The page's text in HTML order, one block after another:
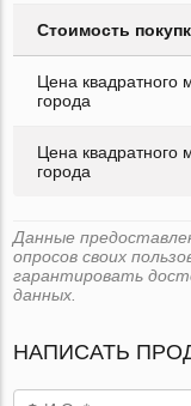
Стоимость
Цена квадратного
города
Цена квадратного
города
Данные
опросов своих
гарантировать
данных.
НАПИСАТЬ